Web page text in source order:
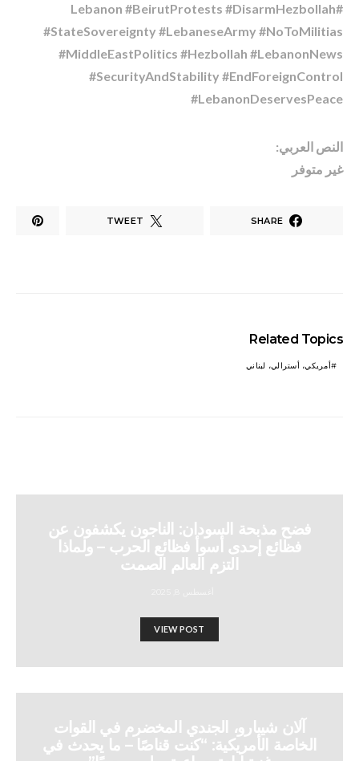
#Lebanon #BeirutProtests #DisarmHezbollah
#StateSovereignty #LebaneseArmy #NoToMilitias
#MiddleEastPolitics #Hezbollah #LebanonNews
#SecurityAndStability #EndForeignControl
#LebanonDeservesPeace
النص العربي:
غير متوفر
SHARE
TWEET
Related Topics
أمريكي، أسترالي، لبناني
فضح مذبحة السودان: الناجون يكشفون عن
فظائع إحدى أسوأ فظائع الحرب – ولماذا
التزم العالم الصمت
VIEW POST
آلان شيبارو، الجندي المخضرم في القوات
الخاصة الأمريكية: “كنت قناصًا – ما يحدث في